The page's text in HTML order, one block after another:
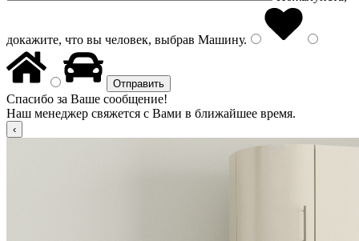
докажите, что вы человек, выбрав Машину.
Спасибо за Ваше сообщение!
Наш менеджер свяжется с Вами в ближайшее время.